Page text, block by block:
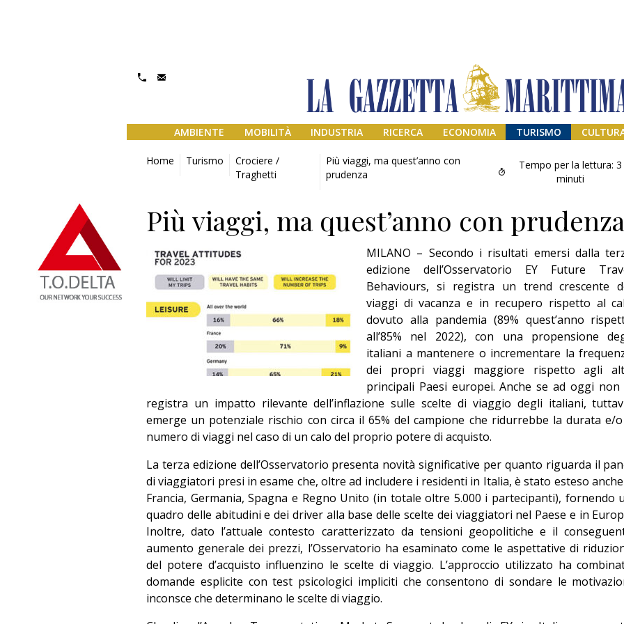
AMBIENTE MOBILITÀ INDUSTRIA RICERCA ECONOMIA TURISMO
Home Turismo
Crociere /
Traghetti
Più viaggi, ma quest’anno con
prudenza
Tempo per la lettura: 3
minuti
Più viaggi, ma quest’anno con prudenza
MILANO – Secondo i risultati emersi dalla
edizione dell’Osservatorio EY Future
Behaviours, si registra un trend crescente
viaggi di vacanza e in recupero rispetto al
dovuto alla pandemia (89% quest’anno
all’85% nel 2022), con una propensione
italiani a mantenere o incrementare la
dei propri viaggi maggiore rispetto agli
principali Paesi europei. Anche se ad oggi non
registra un impatto rilevante dell’inflazione sulle scelte di viaggio degli italiani,
emerge un potenziale rischio con circa il 65% del campione che ridurrebbe la durata e/
numero di viaggi nel caso di un calo del proprio potere di acquisto.
La terza edizione dell’Osservatorio presenta novità significative per quanto riguarda il
di viaggiatori presi in esame che, oltre ad includere i residenti in Italia, è stato esteso
Francia, Germania, Spagna e Regno Unito (in totale oltre 5.000 i partecipanti), fornendo
quadro delle abitudini e dei driver alla base delle scelte dei viaggiatori nel Paese e in
Inoltre, dato l’attuale contesto caratterizzato da tensioni geopolitiche e il
aumento generale dei prezzi, l’Osservatorio ha esaminato come le aspettative di
del potere d’acquisto influenzino le scelte di viaggio. L’approccio utilizzato ha
domande esplicite con test psicologici impliciti che consentono di sondare le
inconsce che determinano le scelte di viaggio.
Addio amico
Giorgio
Editoriale